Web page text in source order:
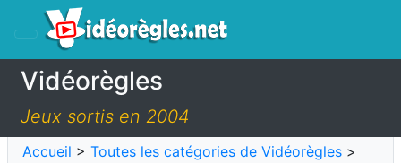
Vidéorègles
Jeux sortis en 2004
Accueil > Toutes les catégories de Vidéorègles >